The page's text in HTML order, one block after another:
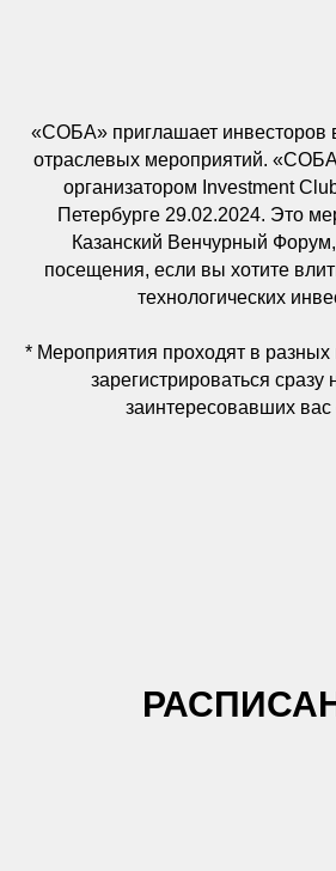
«СОБА» приглашает инвесторов
отраслевых мероприятий.
организатором Investment
Петербурге 29.02.2024. Это
Казанский Венчурный
посещения, если вы хотите
технологических
* Мероприятия проходят в
зарегистрироваться сразу
заинтересовавших вас